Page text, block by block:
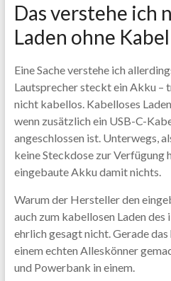
Das verstehe ich
Laden ohne Kabel
Eine Sache verstehe ich
Lautsprecher steckt ein Akku –
nicht kabellos. Kabelloses
wenn zusätzlich ein USB-C-
angeschlossen ist. Unterwegs,
keine Steckdose zur Verfügung
eingebaute Akku damit nichts.
Warum der Hersteller den
auch zum kabellosen Laden des
ehrlich gesagt nicht. Gerade
einem echten Alleskönner
und Powerbank in einem.